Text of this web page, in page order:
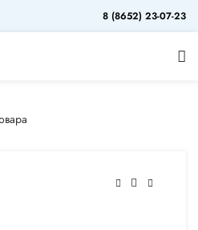
8 (8652) 23-07-23